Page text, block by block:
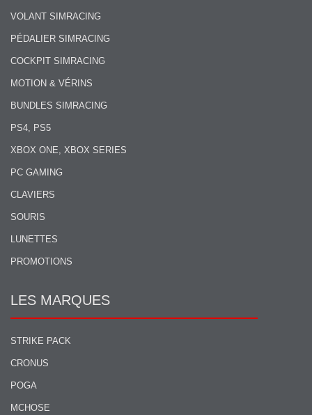
VOLANT SIMRACING
PÉDALIER SIMRACING
COCKPIT SIMRACING
MOTION & VÉRINS
BUNDLES SIMRACING
PS4, PS5
XBOX ONE, XBOX SERIES
PC GAMING
CLAVIERS
SOURIS
LUNETTES
PROMOTIONS
LES MARQUES
STRIKE PACK
CRONUS
POGA
MCHOSE